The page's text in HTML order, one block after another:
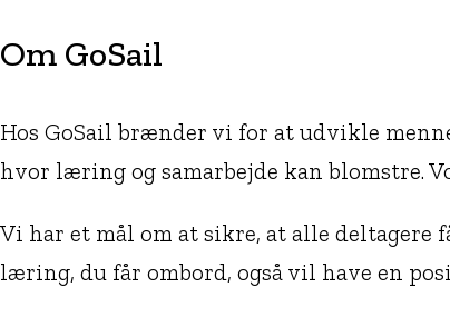
Om GoSail
Hos GoSail brænder vi for at udvikle
hvor læring og samarbejde kan blomstre.
Vi har et mål om at sikre, at alle
læring, du får ombord, også vil have en